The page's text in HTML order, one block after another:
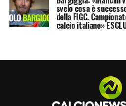
svelo cosa è
della FIGC.
calcio italiano»